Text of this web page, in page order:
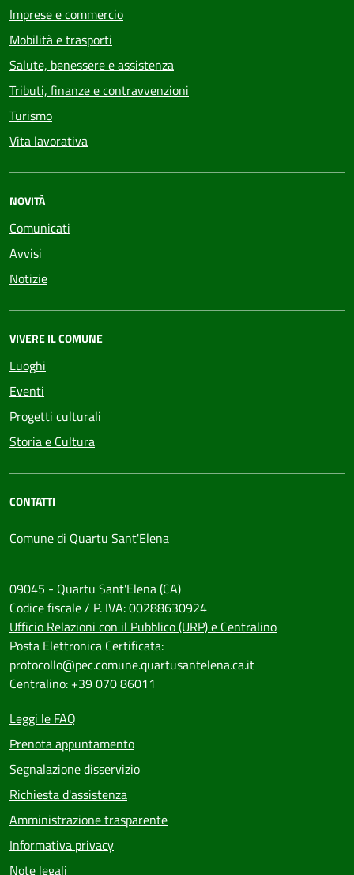
Imprese e commercio
Mobilità e trasporti
Salute, benessere e assistenza
Tributi, finanze e contravvenzioni
Turismo
Vita lavorativa
NOVITÀ
Comunicati
Avvisi
Notizie
VIVERE IL COMUNE
Luoghi
Eventi
Progetti culturali
Storia e Cultura
CONTATTI
Comune di Quartu Sant'Elena
09045 - Quartu Sant'Elena (CA)
Codice fiscale / P. IVA: 00288630924
Ufficio Relazioni con il Pubblico (URP) e Centralino
Posta Elettronica Certificata:
protocollo@pec.comune.quartusantelena.ca.it
Centralino: +39 070 86011
Leggi le FAQ
Prenota appuntamento
Segnalazione disservizio
Richiesta d'assistenza
Amministrazione trasparente
Informativa privacy
Note legali